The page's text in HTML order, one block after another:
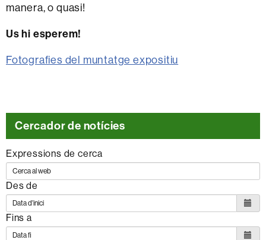
manera, o quasi!
Us hi esperem!
Fotografies del muntatge expositiu
Cercador de notícies
Expressions de cerca
Des de
Fins a